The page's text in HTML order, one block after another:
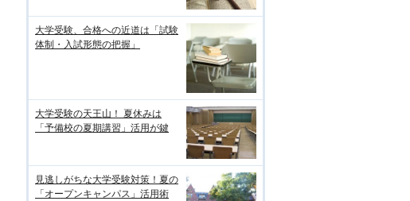
大学受験、合格への近道は「試験
体制・入試形態の把握」
大学受験の天王山！ 夏休みは
「予備校の夏期講習」活用が鍵
見逃しがちな大学受験対策！夏の
「オープンキャンパス」活用術